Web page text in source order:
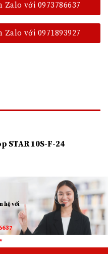
với 0973786637
với 0971893927
STAR 10S-F-24
hệ với